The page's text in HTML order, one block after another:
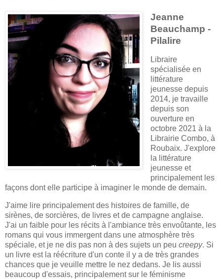
Jeanne
Beauchamp -
Pilalire
Libraire
spécialisée en
littérature
jeunesse depuis
2014, je travaille
depuis son
ouverture en
octobre 2021 à la
Librairie Combo, à
Roubaix. J'explore
la littérature
jeunesse et
principalement les
façons dont elle participe à imaginer le monde de demain.
J'aime lire principalement des histoires de famille, de
sirènes, de sorcières, de livres et de campagne anglaise.
J'ai un faible pour les récits à l'ambiance très envoûtante, les
romans qui vous immergent dans une atmosphère très
spéciale, et je ne dis pas non à des sujets un peu creepy. Si
un livre est la réécriture d'un conte il y a de très grandes
chances que je veuille mettre le nez dedans. Je lis aussi
beaucoup d'essais, principalement sur le féminisme